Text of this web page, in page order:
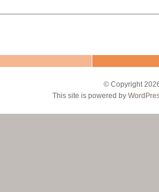
© Copyright
This site is powered by